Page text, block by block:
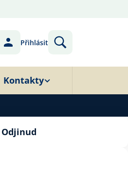
Přihlásit
Kontakty
Odjinud